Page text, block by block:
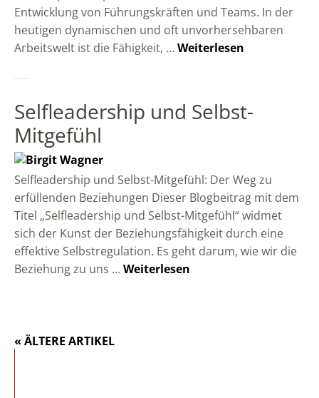
Entwicklung von Führungskräften und Teams. In der
heutigen dynamischen und oft unvorhersehbaren
Arbeitswelt ist die Fähigkeit, …Weiterlesen
Selfleadership und Selbst-
Mitgefühl
Selfleadership und Selbst-Mitgefühl: Der Weg zu
erfüllenden Beziehungen Dieser Blogbeitrag mit dem
Titel „Selfleadership und Selbst-Mitgefühl“ widmet
sich der Kunst der Beziehungsfähigkeit durch eine
effektive Selbstregulation. Es geht darum, wie wir die
Beziehung zu uns …Weiterlesen
« ÄLTERE ARTIKEL